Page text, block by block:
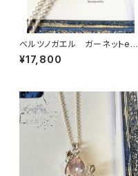
ベルツノガエル ガーネットeye
ネックレス
¥17,800